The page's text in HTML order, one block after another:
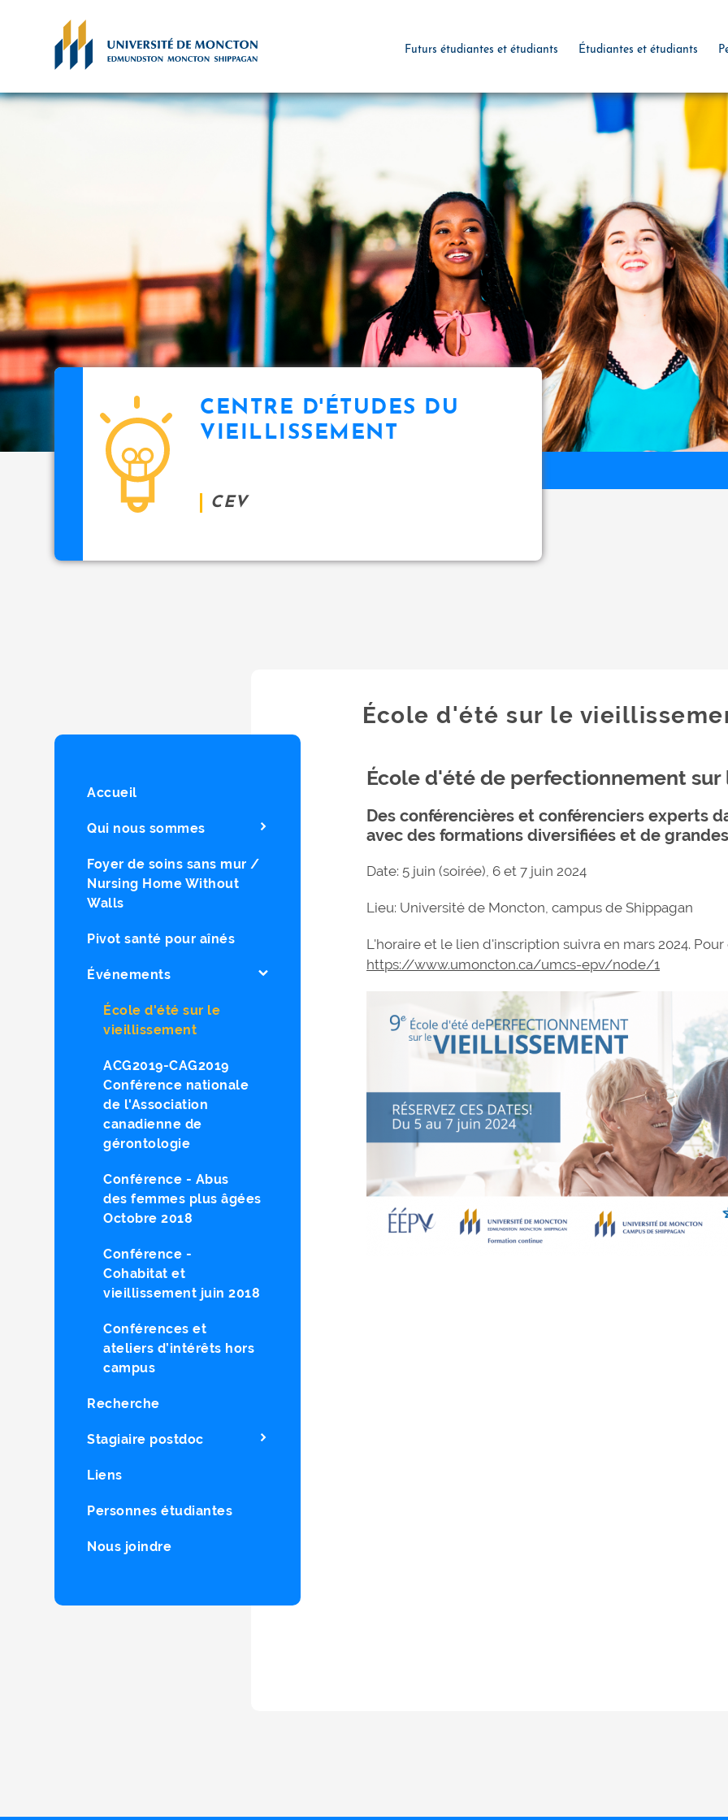
Futurs étudiantes et étudiants Étudiantes et étudiants
CENTRE D'ÉTUDES DU
VIEILLISSEMENT
CEV
Accueil
Qui nous sommes
Foyer de soins sans mur /
Nursing Home Without
Walls
Pivot santé pour aînés
Événements
École d'été sur le
vieillissement
ACG2019-CAG2019
Conférence nationale
de l'Association
canadienne de
gérontologie
Conférence - Abus
des femmes plus âgées
Octobre 2018
Conférence -
Cohabitat et
vieillissement juin 2018
Conférences et
ateliers d’intérêts hors
campus
Recherche
Stagiaire postdoc
Liens
Personnes étudiantes
Nous joindre
École d'été sur le
École d'été de perfectionnement
Des conférencières et conférenciers experts
avec des formations diversifiées et de
Date: 5 juin (soirée), 6 et 7 juin 2024
Lieu: Université de Moncton, campus de Shippagan
L'horaire et le lien d'inscription suivra en mars 2024. Pour
https://www.umoncton.ca/umcs-epv/node/1